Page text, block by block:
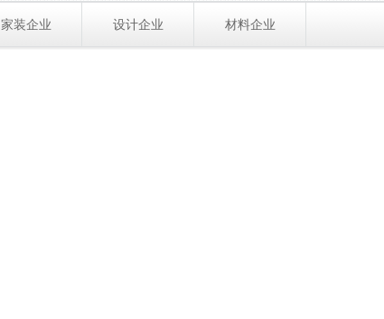
家装企业 设计企业 材料企业